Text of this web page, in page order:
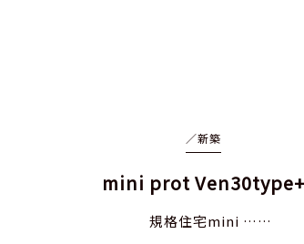
／新築
mini prot Ven30type+
規格住宅mini ……